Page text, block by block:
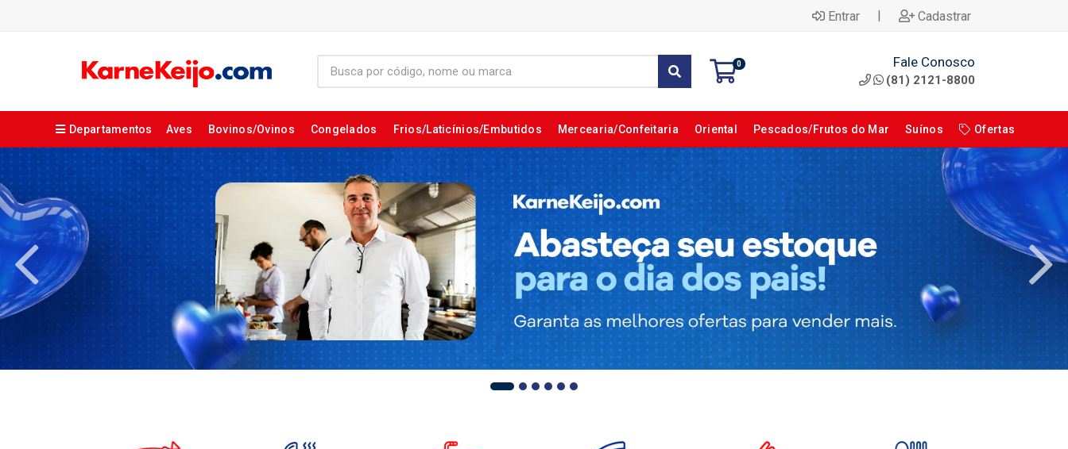
Entrar | Cadastrar
0 Fale Conosco
(81) 2121-8800
Departamentos Aves Bovinos/Ovinos Congelados Frios/Laticínios/Embutidos Mercearia/Confeitaria Oriental Pescados/Frutos do Mar Suínos Ofertas